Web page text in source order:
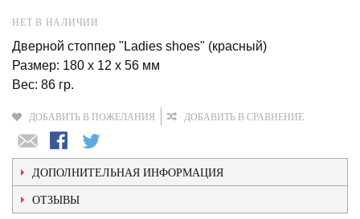
НЕТ В НАЛИЧИИ
Дверной стоппер "Ladies shoes" (красный)
Размер: 180 x 12 x 56 мм
Вес: 86 гр.
ДОБАВИТЬ В ПОЖЕЛАНИЯ ДОБАВИТЬ В СРАВНЕНИЕ
ДОПОЛНИТЕЛЬНАЯ ИНФОРМАЦИЯ
ОТЗЫВЫ